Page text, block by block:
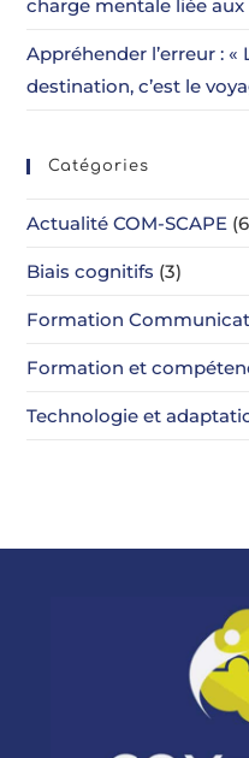
charge mentale liée
Appréhender l’erreur : «
destination, c’est le
Catégories
Actualité COM-SCAPE
Biais cognitifs (3)
Formation
Formation et
Technologie et